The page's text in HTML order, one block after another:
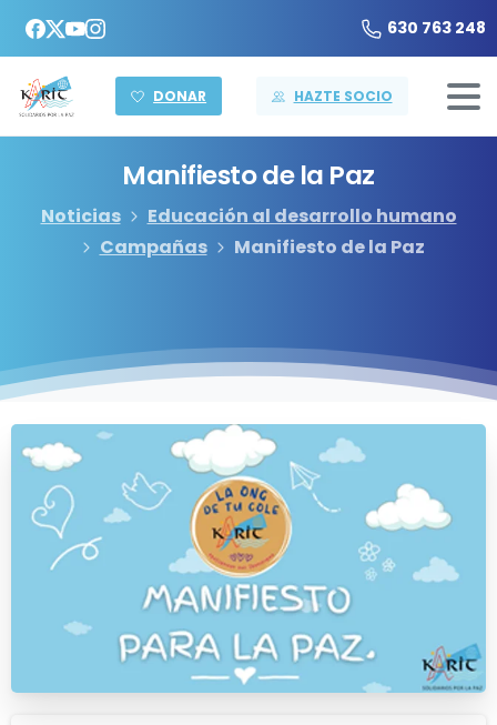
630 763 248
DONAR HAZTE SOCIO
Manifiestode la Paz
Noticias
Educación al desarrollo humano
Campañas
Manifiesto de la Paz